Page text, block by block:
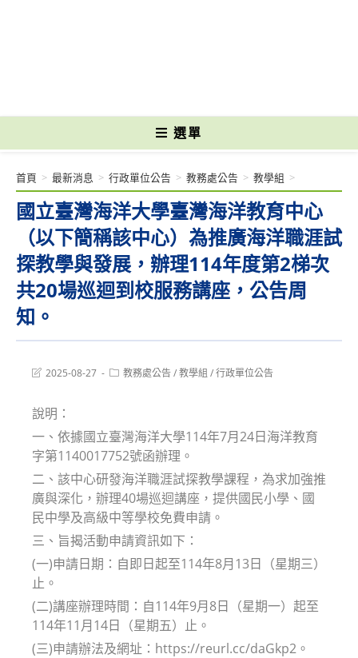
選單
國立臺灣海洋大學臺灣海洋教育中心
（以下簡稱該中心）為推廣海洋職涯試
探教學與發展，辦理114年度第2梯次
共20場巡迴到校服務講座，公告周
知。
首頁 > 最新消息 > 行政單位公告 > 教務處公告 > 教學組 >
Post2025-08-27
Post教務處公告/教學組 /行政單位公告
說明：
一、依據國立臺灣海洋大學114年7月24日海洋教育
字第1140017752號函辦理。
二、該中心研發海洋職涯試探教學課程，為求加強推
廣與深化，辦理40場巡迴講座，提供國民小學、國
民中學及高級中等學校免費申請。
三、旨揭活動申請資訊如下：
(一)申請日期：自即日起至114年8月13日（星期三）
止。
(二)講座辦理時間：自114年9月8日（星期一）起至
114年11月14日（星期五）止。
(三)申請辦法及網址：https://reurl.cc/daGkp2。